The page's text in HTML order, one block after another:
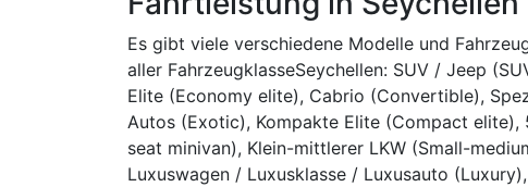
Es gibt viele verschiedene Modelle und
aller FahrzeugklasseSeychellen: SUV / Jeep
Elite (Economy elite), Cabrio (Convertible),
Autos (Exotic), Kompakte Elite (Compact
seat minivan), Klein-mittlerer LKW (Small-
Luxuswagen / Luxusklasse / Luxusauto